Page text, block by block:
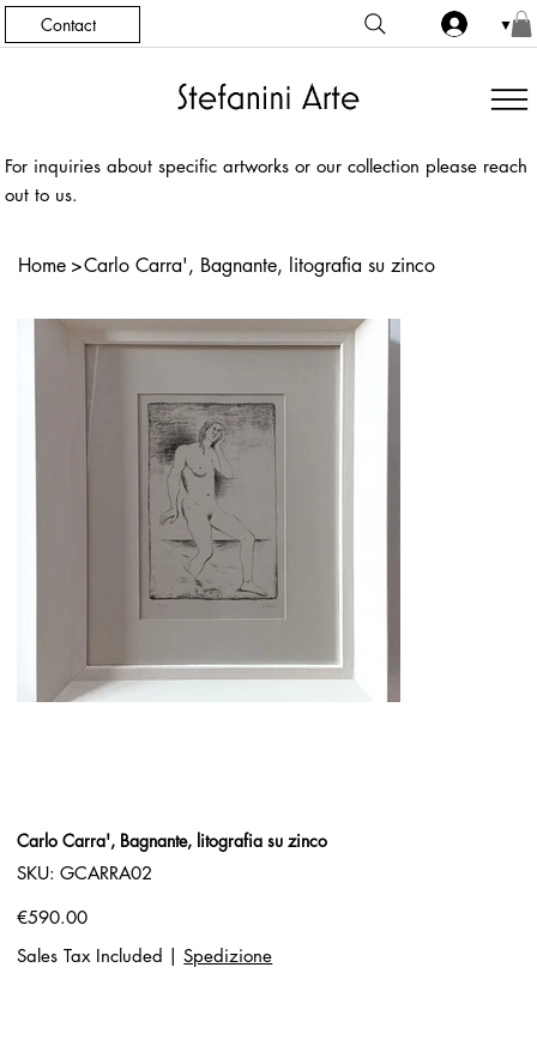
Contact ▼
For inquiries about specific artworks or our collection please reach
out to us.
Home >Carlo Carra', Bagnante, litografia su zinco
Carlo Carra', Bagnante, litografia su zinco
SKU:
SKU
GCARRA02
GCARRA02
Price
€590.00
Sales Tax Included
Spedizione